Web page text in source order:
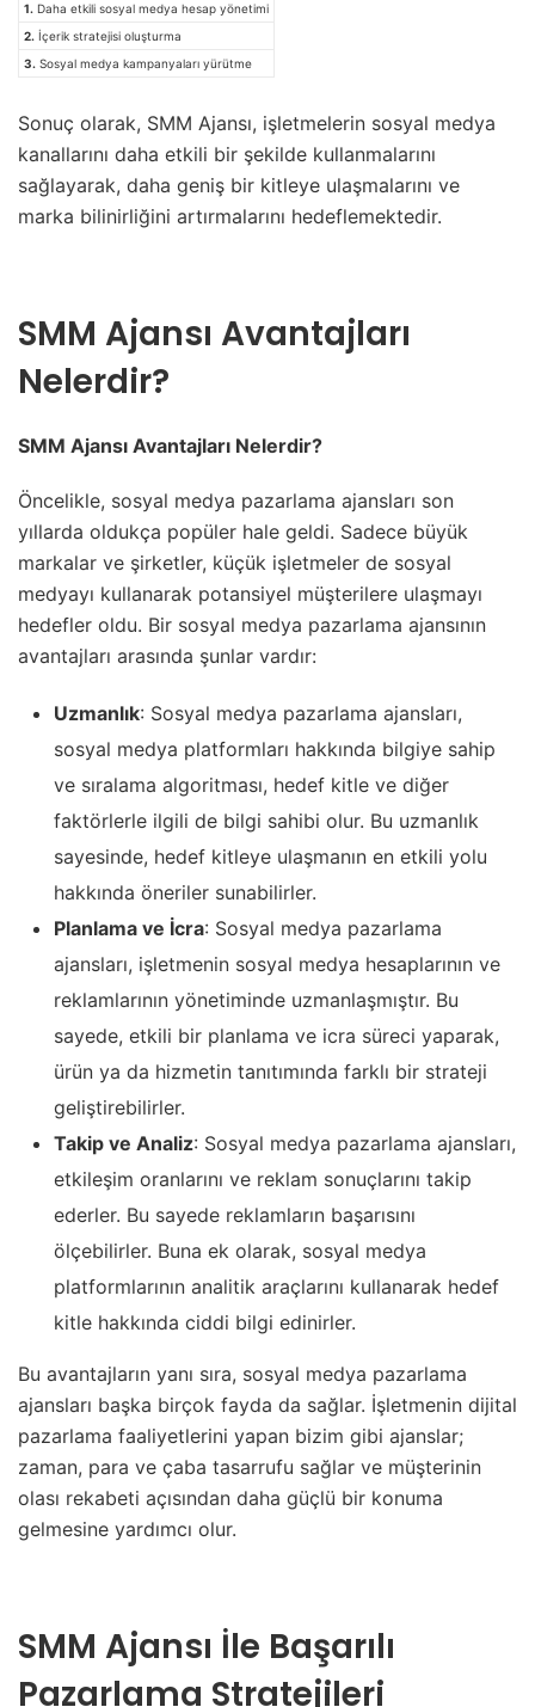
1. Daha etkili sosyal medya hesap yönetimi
2. İçerik stratejisi oluşturma
3. Sosyal medya kampanyaları yürütme
Sonuç olarak, SMM Ajansı, işletmelerin sosyal medya
kanallarını daha etkili bir şekilde kullanmalarını
sağlayarak, daha geniş bir kitleye ulaşmalarını ve
marka bilinirliğini artırmalarını hedeflemektedir.
SMM Ajansı Avantajları
Nelerdir?
SMM Ajansı Avantajları Nelerdir?
Öncelikle, sosyal medya pazarlama ajansları son
yıllarda oldukça popüler hale geldi. Sadece büyük
markalar ve şirketler, küçük işletmeler de sosyal
medyayı kullanarak potansiyel müşterilere ulaşmayı
hedefler oldu. Bir sosyal medya pazarlama ajansının
avantajları arasında şunlar vardır:
Uzmanlık: Sosyal medya pazarlama ajansları,
sosyal medya platformları hakkında bilgiye sahip
ve sıralama algoritması, hedef kitle ve diğer
faktörlerle ilgili de bilgi sahibi olur. Bu uzmanlık
sayesinde, hedef kitleye ulaşmanın en etkili yolu
hakkında öneriler sunabilirler.
Planlama ve İcra: Sosyal medya pazarlama
ajansları, işletmenin sosyal medya hesaplarının ve
reklamlarının yönetiminde uzmanlaşmıştır. Bu
sayede, etkili bir planlama ve icra süreci yaparak,
ürün ya da hizmetin tanıtımında farklı bir strateji
geliştirebilirler.
Takip ve Analiz: Sosyal medya pazarlama ajansları,
etkileşim oranlarını ve reklam sonuçlarını takip
ederler. Bu sayede reklamların başarısını
ölçebilirler. Buna ek olarak, sosyal medya
platformlarının analitik araçlarını kullanarak hedef
kitle hakkında ciddi bilgi edinirler.
Bu avantajların yanı sıra, sosyal medya pazarlama
ajansları başka birçok fayda da sağlar. İşletmenin dijital
pazarlama faaliyetlerini yapan bizim gibi ajanslar;
zaman, para ve çaba tasarrufu sağlar ve müşterinin
olası rekabeti açısından daha güçlü bir konuma
gelmesine yardımcı olur.
SMM Ajansı İle Başarılı
Pazarlama Stratejileri